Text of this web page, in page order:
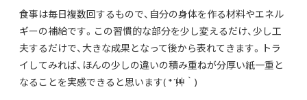
食事は毎日複数回するもので、自分の身体を作る材料やエネル
ギーの補給です。この習慣的な部分を少し変えるだけ、少し工
夫するだけで、大きな成果となって後から表れてきます。トラ
イしてみれば、ほんの少しの違いの積み重ねが分厚い紙一重と
なることを実感できると思います( *´艸｀)